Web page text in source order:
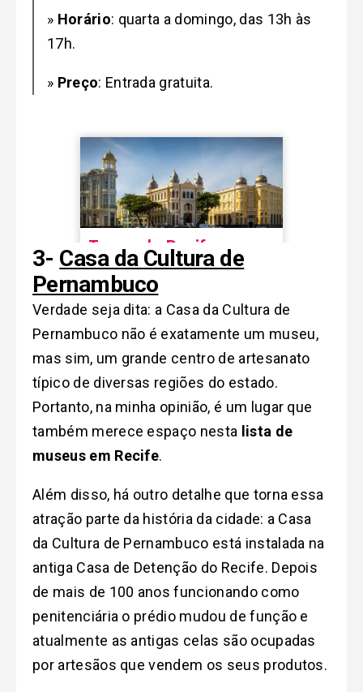
» Horário: quarta a domingo, das 13h às
17h.
» Preço: Entrada gratuita.
3- Casa da Cultura de
Pernambuco
Verdade seja dita: a Casa da Cultura de
Pernambuco não é exatamente um museu,
mas sim, um grande centro de artesanato
típico de diversas regiões do estado.
Portanto, na minha opinião, é um lugar que
também merece espaço nesta lista de
museus em Recife.
Além disso, há outro detalhe que torna essa
atração parte da história da cidade: a Casa
da Cultura de Pernambuco está instalada na
antiga Casa de Detenção do Recife. Depois
de mais de 100 anos funcionando como
penitenciária o prédio mudou de função e
atualmente as antigas celas são ocupadas
por artesãos que vendem os seus produtos.